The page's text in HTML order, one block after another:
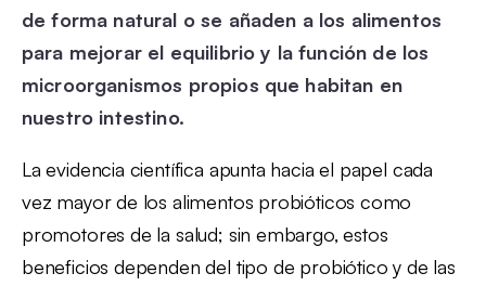
de forma natural o se añaden a los alimentos
para mejorar el equilibrio y la función de los
microorganismos propios que habitan en
nuestro intestino.
La evidencia científica apunta hacia el papel cada
vez mayor de los alimentos probióticos como
promotores de la salud; sin embargo, estos
beneficios dependen del tipo de probiótico y de las